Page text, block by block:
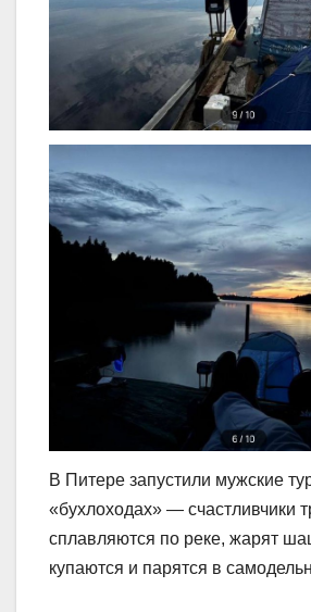
В Питере запустили мужские
«бухлоходах» — счастливчики
сплавляются по реке, жарят
купаются и парятся в